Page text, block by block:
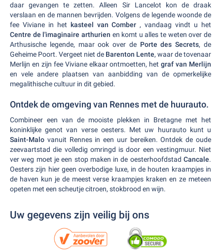
daar gevangen te zetten. Alleen Sir Lancelot kon de draak
verslaan en de mannen bevrijden. Volgens de legende woonde de
fee Viviane in het kasteel van Comber , vandaag vindt u het
Centre de l'imaginaire arthurien en komt u alles te weten over de
Arthusische legende, maar ook over de Porte des Secrets, de
Geheime Poort. Vergeet niet de Barenton Lente, waar de tovenaar
Merlijn en zijn fee Viviane elkaar ontmoetten, hetgraf van Merlijn
en vele andere plaatsen van aanbidding van de opmerkelijke
megalithische cultuur in dit gebied.
Ontdek de omgeving van Rennes met de huurauto.
Combineer een van de mooiste plekken in Bretagne met het
koninklijke genot van verse oesters. Met uw huurauto kunt u
Saint-Malo vanuit Rennes in een uur bereiken. Ontdek de oude
zeevaartstad die volledig omringd is door een vestingmuur. Niet
ver weg moet je een stop maken in de oesterhoofdstad Cancale.
Oesters zijn hier geen overbodige luxe, in de houten kraampjes in
de haven kun je de meest verse kraampjes kraken en ze meteen
opeten met een scheutje citroen, stokbrood en wijn.
Uw gegevens zijn veilig bij ons